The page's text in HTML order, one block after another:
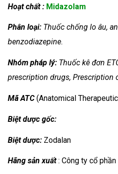
Hoạt chất : Midazolam
Phân loại: Thuốc chống lo âu,
benzodiazepine.
Nhóm pháp lý: Thuốc kê đơn
prescription drugs, Prescription
Mã ATC(Anatomical
Biệt dược gốc:
Biệt dược: Zodalan
Hãng sản xuất: Công ty cổ